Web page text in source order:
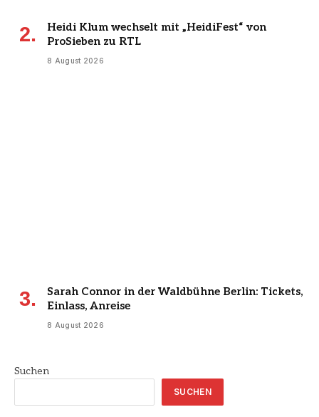
Heidi Klum wechselt mit „HeidiFest“ von
ProSieben zu RTL
8 August 2026
Sarah Connor in der Waldbühne Berlin: Tickets,
Einlass, Anreise
8 August 2026
Suchen
SUCHEN